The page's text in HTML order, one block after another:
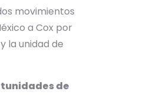
movimientos
a Cox por
la unidad de
de